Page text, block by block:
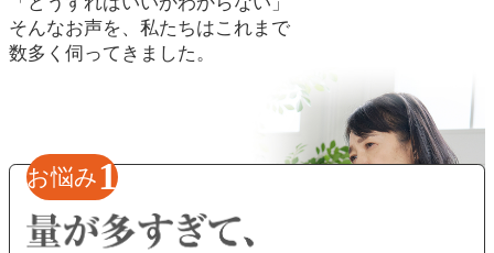
そんなお声を、私たちはこれまで
数多く伺ってきました。
お悩み1